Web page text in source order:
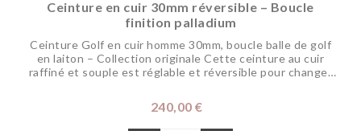
Ceinture en cuir 30mm réversible – Boucle
finition palladium
Ceinture Golf en cuir homme 30mm, boucle balle de golf
en laiton – Collection originale Cette ceinture au cuir
raffiné et souple est réglable et réversible pour changer
tenues en représentant votre passion pour le golf. Elle
s’associe parfaitement...
240,00 €